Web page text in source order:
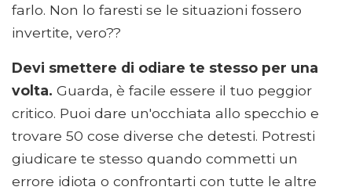
farlo. Non lo faresti se le situazioni fossero
invertite, vero??
Devi smettere di odiare te stesso per una
volta. Guarda, è facile essere il tuo peggior
critico. Puoi dare un'occhiata allo specchio e
trovare 50 cose diverse che detesti. Potresti
giudicare te stesso quando commetti un
errore idiota o confrontarti con tutte le altre